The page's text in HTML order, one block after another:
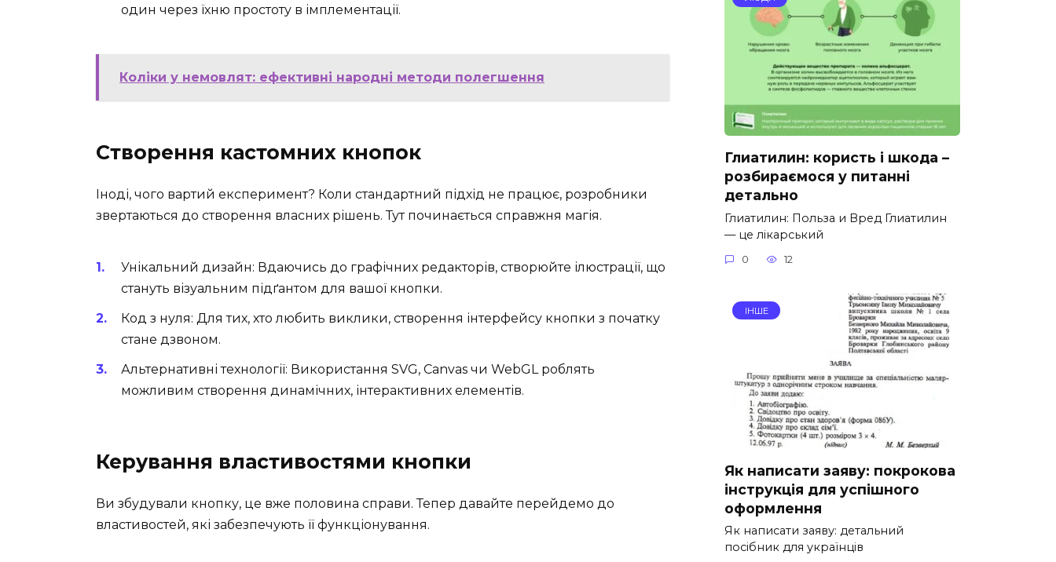
один через їхню простоту в імплементації.
Коліки у немовлят: ефективні народні методи полегшення
Створення кастомних кнопок
Іноді, чого вартий експеримент? Коли стандартний підхід не працює, розробники
звертаються до створення власних рішень. Тут починається справжня магія.
Унікальний дизайн: Вдаючись до графічних редакторів, створюйте ілюстрації, що
стануть візуальним підґантом для вашої кнопки.
Код з нуля: Для тих, хто любить виклики, створення інтерфейсу кнопки з початку
стане дзвоном.
Альтернативні технології: Використання SVG, Canvas чи WebGL роблять
можливим створення динамічних, інтерактивних елементів.
Керування властивостями кнопки
Ви збудували кнопку, це вже половина справи. Тепер давайте перейдемо до
властивостей, які забезпечують її функціонування.
Глиатилин: користь і шкода –
розбираємося у питанні
детально
Глиатилин: Польза и Вред Глиатилин
— це лікарський
0 12
ІНШЕ
Як написати заяву: покрокова
інструкція для успішного
оформлення
Як написати заяву: детальний
посібник для українців